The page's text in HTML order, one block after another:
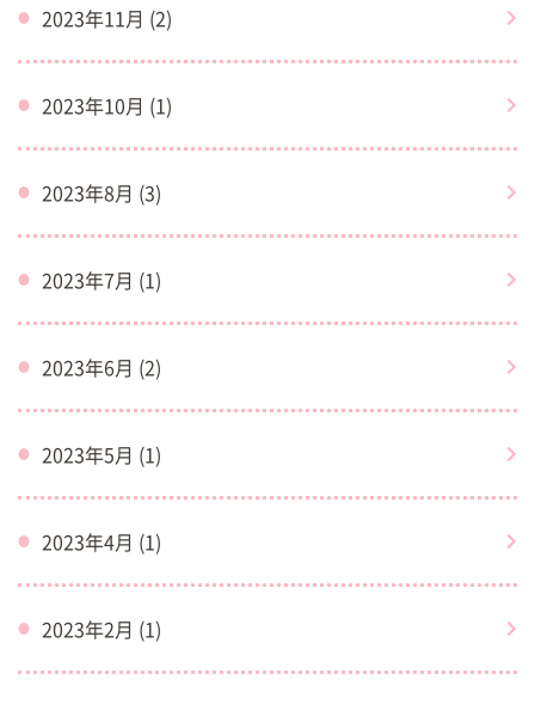
2023年11月 (2)
2023年10月 (1)
2023年8月 (3)
2023年7月 (1)
2023年6月 (2)
2023年5月 (1)
2023年4月 (1)
2023年2月 (1)